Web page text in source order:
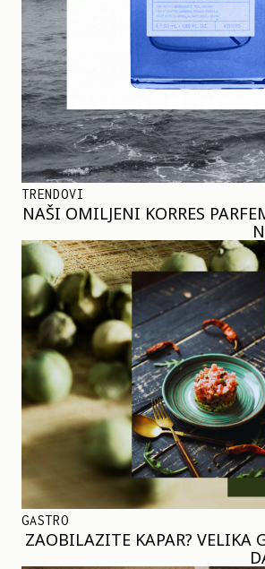
TRENDOVI
NAŠI OMILJENI KORRES
GASTRO
ZAOBILAZITE KAPAR? VELIKA